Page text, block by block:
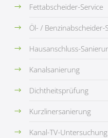
Fettabscheider-Service
Öl- / Benzinabscheider-
Hausanschluss-
Kanalsanierung
Dichtheitsprüfung
Kurzlinersanierung
Kanal-TV-Untersuchung